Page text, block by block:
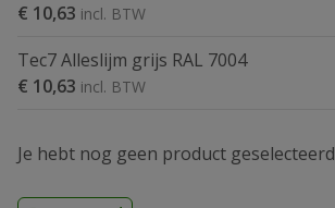
€ 10,63
Tec7 Alleslijm grijs RAL 7004
€ 10,63
Je hebt nog geen product geselecteerd